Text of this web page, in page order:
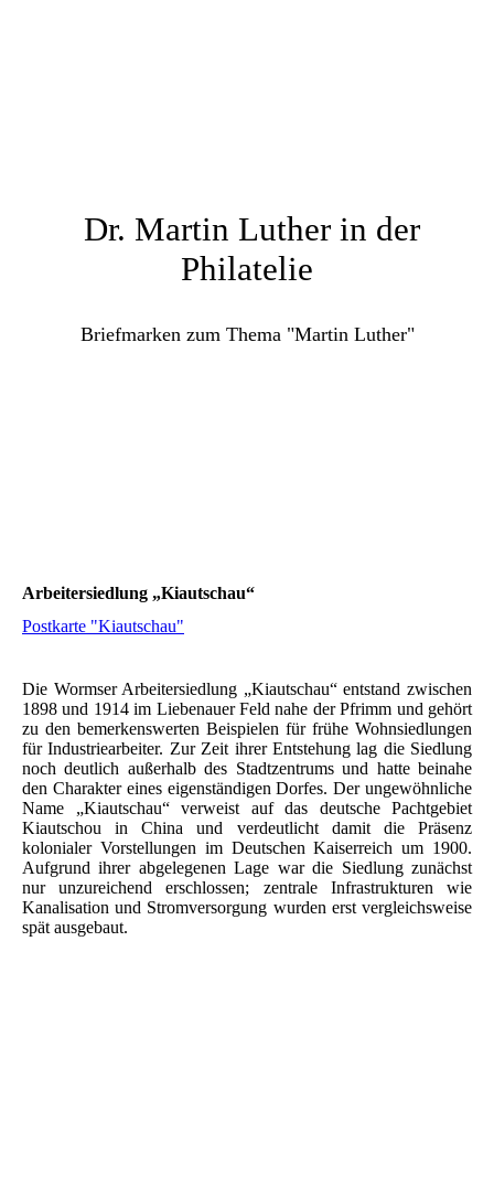
Dr. Martin Luther in der
Philatelie
Briefmarken zum Thema "Martin Luther"
Arbeitersiedlung „Kiautschau“
Postkarte "Kiautschau"
Die Wormser Arbeitersiedlung „Kiautschau“ entstand zwischen
1898 und 1914 im Liebenauer Feld nahe der Pfrimm und gehört
zu den bemerkenswerten Beispielen für frühe Wohnsiedlungen
für Industriearbeiter. Zur Zeit ihrer Entstehung lag die Siedlung
noch deutlich außerhalb des Stadtzentrums und hatte beinahe
den Charakter eines eigenständigen Dorfes. Der ungewöhnliche
Name „Kiautschau“ verweist auf das deutsche Pachtgebiet
Kiautschou in China und verdeutlicht damit die Präsenz
kolonialer Vorstellungen im Deutschen Kaiserreich um 1900.
Aufgrund ihrer abgelegenen Lage war die Siedlung zunächst
nur unzureichend erschlossen; zentrale Infrastrukturen wie
Kanalisation und Stromversorgung wurden erst vergleichsweise
spät ausgebaut.